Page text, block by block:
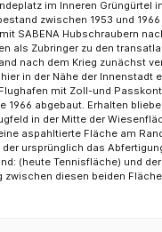
im Inneren Grüngürtel
zwischen 1953 und
SABENA Hubschraubern
als Zubringer zu den
nach dem Krieg zunächst
in der Nähe der Innenstadt
mit Zoll-und
1966 abgebaut. Erhalten
in der Mitte der
aspahltierte Fläche am
der ursprünglich das
(heute Tennisfläche) und
zwischen diesen beiden